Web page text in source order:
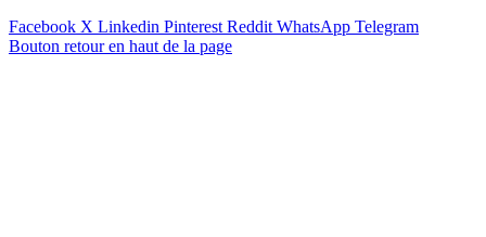
Facebook X Linkedin Pinterest Reddit WhatsApp Telegram
Bouton retour en haut de la page